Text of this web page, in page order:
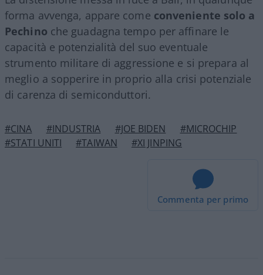
forma avvenga, appare come conveniente solo a
Pechino che guadagna tempo per affinare le
capacità e potenzialità del suo eventuale
strumento militare di aggressione e si prepara al
meglio a sopperire in proprio alla crisi potenziale
di carenza di semiconduttori.
#CINA #INDUSTRIA #JOE BIDEN
#MICROCHIP
#STATI UNITI
#TAIWAN #XI JINPING
Commenta per primo